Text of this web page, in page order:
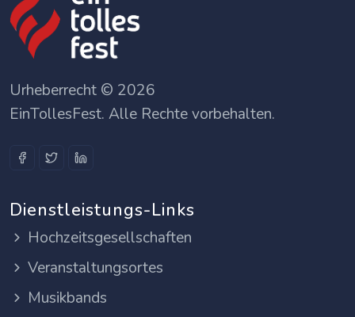
Urheberrecht © 2026
EinTollesFest. Alle Rechte vorbehalten.
Dienstleistungs-Links
Hochzeitsgesellschaften
Veranstaltungsortes
Musikbands